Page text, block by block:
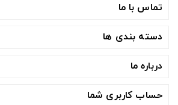
تماس با ما
دسته بندی ها
درباره ما
حساب کاربری شما